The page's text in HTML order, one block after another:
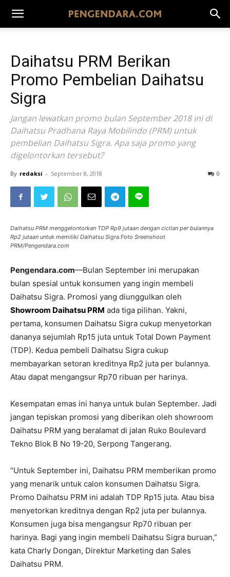
Daihatsu PRM Berikan
Promo Pembelian Daihatsu
Sigra
Jangan lewatkan promo bulan September 2018 ini di
Daihatsu Pradhana Raya Mobilindo (PRM) untuk
pembelian Daihatsu Sigra. Apa saja promo yang
digelontorkan tersebut?
By redaksi - September 8, 2018 0
Daihatsu PRM menggelontorkan TDP Rp9 jutaan dengan cicilan per bulannya
Rp2 jutaan untuk memiliki Daihatsu Sigra.Foto Sreenshoot
PRM/Pengendara.com
Pengendara.com—Bulan September ini merupakan
bulan spesial untuk konsumen yang ingin membeli
Daihatsu Sigra. Promosi yang diunggulkan oleh
Showroom Daihatsu PRM ada tiga pilihan. Yakni,
pertama, konsumen Daihatsu Sigra cukup menyetorkan
dananya sejumlah Rp15 juta untuk Total Down Payment
(TDP). Kedua pembeli Daihatsu Sigra cukup
membayarkan setoran kreditnya Rp2 juta per bulannya.
Atau dapat mengangsur Rp70 ribuan per harinya.
Kesempatan emas ini hanya untuk bulan September. Jadi
jangan tepiskan promosi yang diberikan oleh showroom
Daihatsu PRM yang beralamat di jalan Ruko Boulevard
Tekno Blok B No 19-20, Serpong Tangerang.
“Untuk September ini, Daihatsu PRM memberikan promo
yang menarik untuk calon konsumen Daihatsu Sigra.
Promo Daihatsu PRM ini adalah TDP Rp15 juta. Atau bisa
menyetorkan kreditnya dengan Rp2 juta per bulannya.
Konsumen juga bisa mengangsur Rp70 ribuan per
harinya. Bagi yang ingin membeli Daihatsu Sigra buruan,”
kata Charly Dongan, Direktur Marketing dan Sales
Daihatsu PRM.